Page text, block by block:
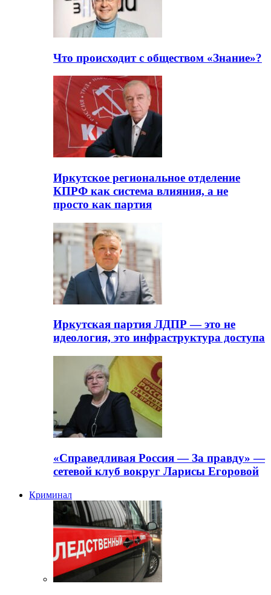
Что происходит с обществом «Знание»?
Иркутское региональное отделение
КПРФ как система влияния, а не
просто как партия
Иркутская партия ЛДПР — это не
идеология, это инфраструктура доступа
«Справедливая Россия — За правду» —
сетевой клуб вокруг Ларисы Егоровой
Криминал